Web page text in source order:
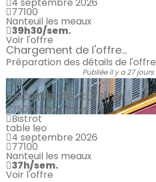
77100
Nanteuil les meaux
39h30/sem.
Voir l'offre
Chargement de l'offre...
Préparation des détails de l'offre
Publiée il y a 27 jours
CDI
Second de cuisine
2350 €net / mois
Bistrot
table leo
4 septembre 2026
77100
Nanteuil les meaux
37h/sem.
Voir l'offre